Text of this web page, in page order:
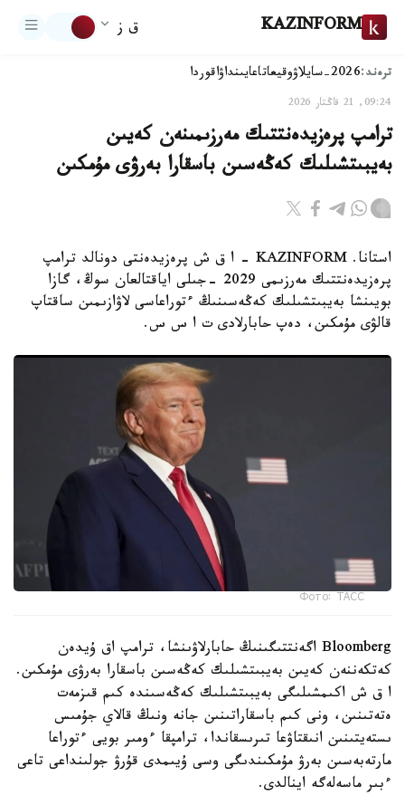
KAZINFORM ق ز
ترەند:2026-سايلاۋ وقيعاتاعايىنداۋاقوردا
09:24, 21 قاڭتار 2026
ترامپ پرەزيدەنتتىك مەرزىمىنەن كەيىن
بەيبىتشىلىك كەڭەسىن باسقارا بەرۋى مۇمكىن
استانا. KAZINFORM - ا ق ش پرەزيدەنتى دونالد ترامپ
پرەزيدەنتتىك مەرزىمى 2029 -جىلى اياقتالعان سوڭ، گازا
بويىنشا بەيبىتشىلىك كەڭەسىنىڭ ءتوراعاسى لاۋازىمىن ساقتاپ
قالۋى مۇمكىن، دەپ حابارلادى ت ا س س.
Фото: ТАСС
Bloomberg اگەنتتىگىنىڭ حابارلاۋىنشا، ترامپ اق ۇيدەن
كەتكەننەن كەيىن بەيبىتشىلىك كەڭەسىن باسقارا بەرۋى مۇمكىن.
ا ق ش اكىمشىلىگى بەيبىتشىلىك كەڭەسىندە كىم قىزمەت
ەتەتىنىن، ونى كىم باسقاراتىنىن جانە ونىڭ قالاي جۇمىس
ىستەيتىنىن انىقتاۋعا تىرىسقاندا، ترامپقا ءومىر بويى ءتوراعا
مارتەبەسىن بەرۋ مۇمكىندىگى وسى ۇيىمدى قۇرۋ جولىنداعى تاعى
ءبىر ماسەلەگە اينالدى.